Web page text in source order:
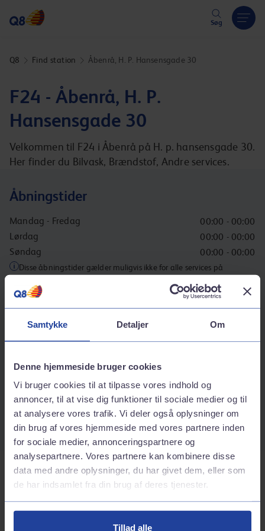
Samtykke Detaljer Om
Denne hjemmeside bruger cookies
Vi bruger cookies til at tilpasse vores indhold og
annoncer, til at vise dig funktioner til sociale medier og til
at analysere vores trafik. Vi deler også oplysninger om
din brug af vores hjemmeside med vores partnere inden
for sociale medier, annonceringspartnere og
analysepartnere. Vores partnere kan kombinere disse
data med andre oplysninger, du har givet dem, eller som
de har indsamlet fra din brug af deres tjenester.
Tillad alle
Søg
Q8 Find station Åbenrå, H. P. Hansensgade 30
F24 - Åbenrå, H. P.
Hansensgade 30
Velkommen til F24 i Åbenrå på H. p. hansensgade 30.
Her finder du Bilvask, Brændstof, Andre services.
Åbningstider
Mandag - Fredag
00:00 - 00:00
Lørdag
00:00 - 00:00
Søndag
00:00 - 00:00
Disse åbningstider gælder muligvis ikke for alle services på
Kontaktinformation
Adresse
H. p. hansensgade 30
Telefonnummer
70242424
Tjenester på stationen